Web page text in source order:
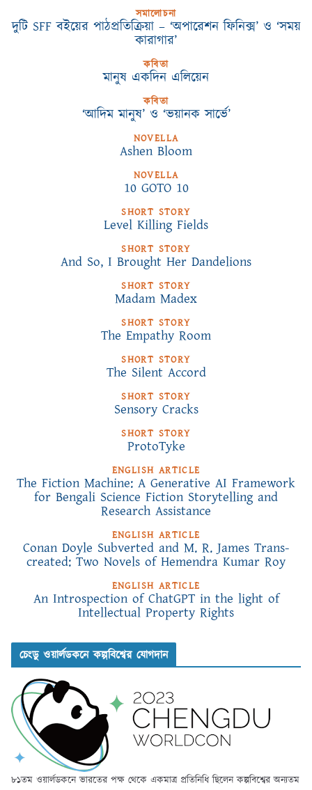
সমালোচনা
দুটি SFF বইয়ের পাঠপ্রতিক্রিয়া – ‘অপারেশন ফিনিক্স’ ও ‘সময়
কারাগার’
কবিতা
মানুষ একদিন এলিয়েন
কবিতা
‘আদিম মানুষ’ ও ‘ভয়ানক সার্ভে’
NOVELLA
Ashen Bloom
NOVELLA
10 GOTO 10
SHORT STORY
Level Killing Fields
SHORT STORY
And So, I Brought Her Dandelions
SHORT STORY
Madam Madex
SHORT STORY
The Empathy Room
SHORT STORY
The Silent Accord
SHORT STORY
Sensory Cracks
SHORT STORY
ProtoTyke
ENGLISH ARTICLE
The Fiction Machine: A Generative AI Framework
for Bengali Science Fiction Storytelling and
Research Assistance
ENGLISH ARTICLE
Conan Doyle Subverted and M. R. James Trans-
created: Two Novels of Hemendra Kumar Roy
ENGLISH ARTICLE
An Introspection of ChatGPT in the light of
Intellectual Property Rights
চেংডু ওয়ার্লডকনে কল্পবিশ্বের যোগদান
৮১তম ওয়ার্লডকনে ভারতের পক্ষ থেকে একমাত্র প্রতিনিধি ছিলেন কল্পবিশ্বের অন্যতম